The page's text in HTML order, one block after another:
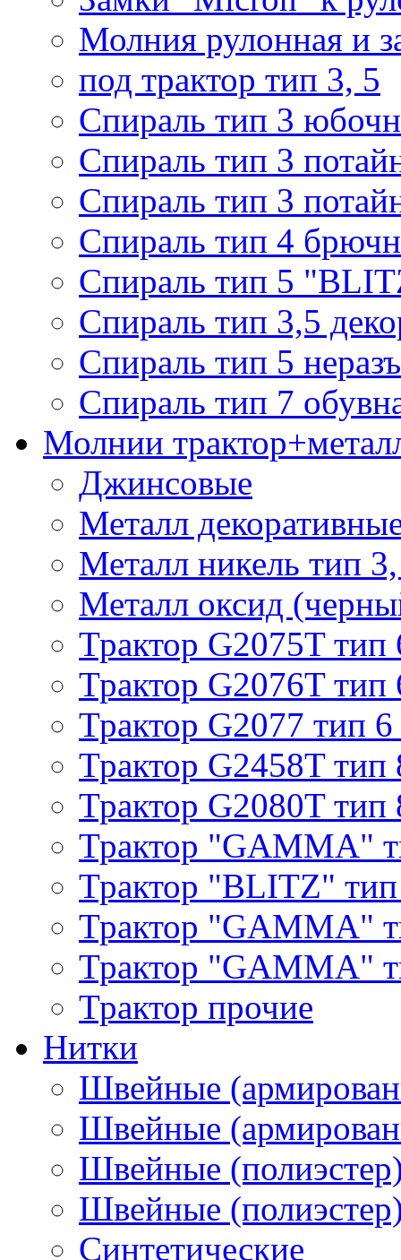
Молния рулонная и
под трактор тип 3, 5
Спираль тип 3
Спираль тип 3
Спираль тип 3
Спираль тип 4
Спираль тип 5
Спираль тип 3,5
Спираль тип 5
Спираль тип 7
Молнии
Джинсовые
Металл
Металл никель тип
Металл оксид
Трактор G2075T тип
Трактор G2076T тип
Трактор G2077 тип 6
Трактор G2458T тип
Трактор G2080T тип
Трактор "GAMMA"
Трактор "BLITZ"
Трактор "GAMMA"
Трактор "GAMMA"
Трактор прочие
Нитки
Швейные
Швейные
Швейные
Швейные
Синтетические